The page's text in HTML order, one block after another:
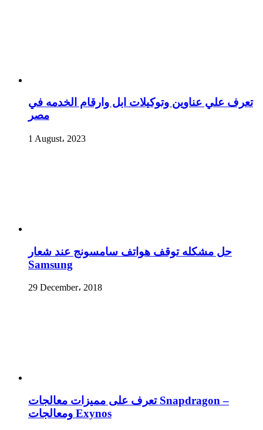
تعرف علي عناوين وتوكيلات ابل وارقام الخدمه في
مصر
1 August، 2023
حل مشكله توقف هواتف سامسونج عند شعار
Samsung
29 December، 2018
تعرف على مميزات معالجات Snapdragon –
ومعالجات Exynos